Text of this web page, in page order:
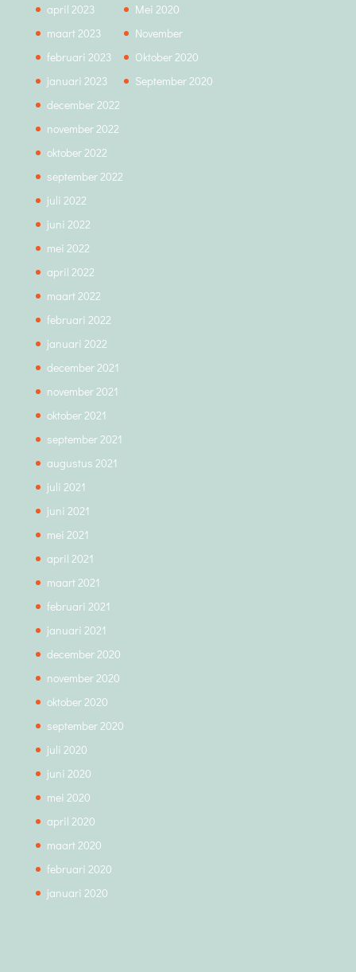
april 2023
maart 2023
februari 2023
januari 2023
december 2022
november 2022
oktober 2022
september 2022
juli 2022
juni 2022
mei 2022
april 2022
maart 2022
februari 2022
januari 2022
december 2021
november 2021
oktober 2021
september 2021
augustus 2021
juli 2021
juni 2021
mei 2021
april 2021
maart 2021
februari 2021
januari 2021
december 2020
november 2020
oktober 2020
september 2020
juli 2020
juni 2020
mei 2020
april 2020
maart 2020
februari 2020
januari 2020
Mei 2020
November
Oktober 2020
September 2020